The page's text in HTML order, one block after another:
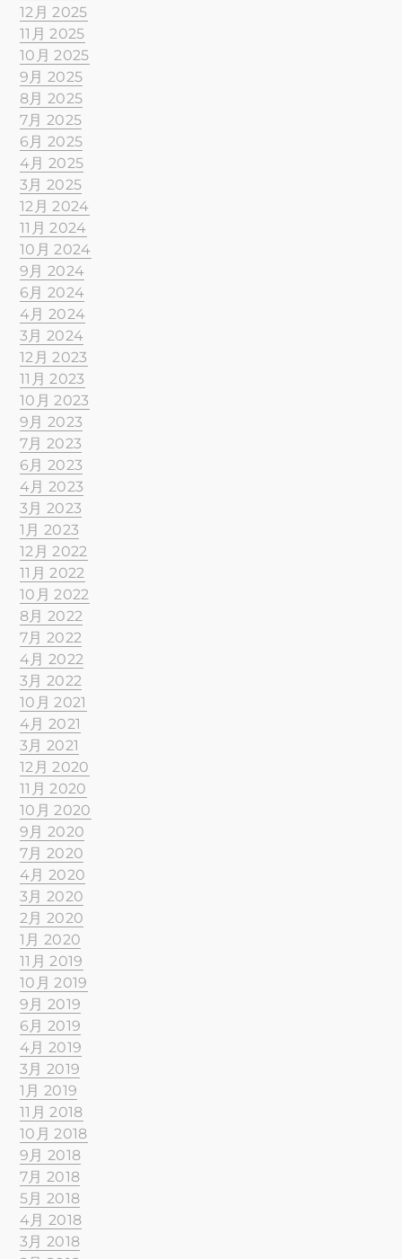
12月 2025
11月 2025
10月 2025
9月 2025
8月 2025
7月 2025
6月 2025
4月 2025
3月 2025
12月 2024
11月 2024
10月 2024
9月 2024
6月 2024
4月 2024
3月 2024
12月 2023
11月 2023
10月 2023
9月 2023
7月 2023
6月 2023
4月 2023
3月 2023
1月 2023
12月 2022
11月 2022
10月 2022
8月 2022
7月 2022
4月 2022
3月 2022
10月 2021
4月 2021
3月 2021
12月 2020
11月 2020
10月 2020
9月 2020
7月 2020
4月 2020
3月 2020
2月 2020
1月 2020
11月 2019
10月 2019
9月 2019
6月 2019
4月 2019
3月 2019
1月 2019
11月 2018
10月 2018
9月 2018
7月 2018
5月 2018
4月 2018
3月 2018